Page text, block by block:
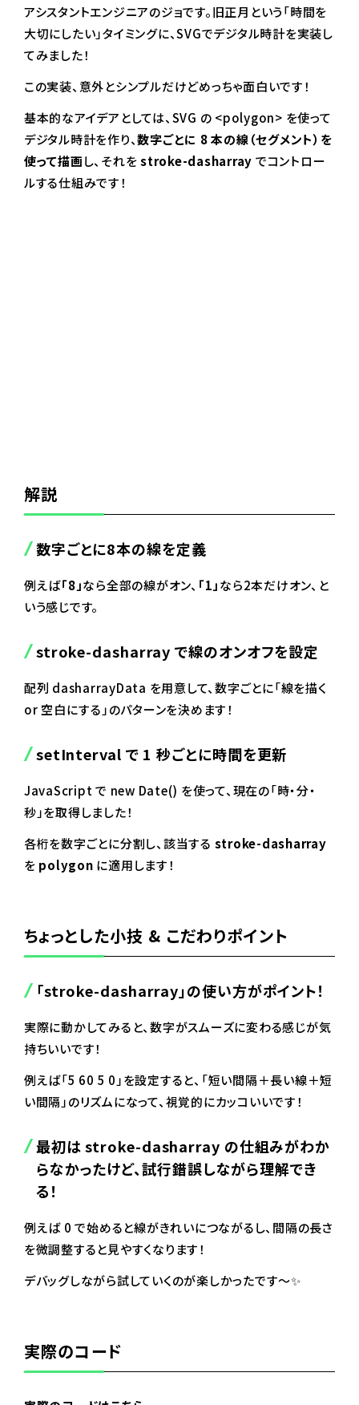
アシスタントエンジニアのジョです。旧正月という「時間を
大切にしたい」タイミングに、SVGでデジタル時計を実装し
てみました！
この実装、意外とシンプルだけどめっちゃ面白いです！
基本的なアイデアとしては、SVG の <polygon> を使って
デジタル時計を作り、数字ごとに 8 本の線（セグメント）を
使って描画し、それをstroke-dasharray でコントロー
ルする仕組みです！
解説
数字ごとに8本の線を定義
例えば「8」なら全部の線がオン、 「1」なら2本だけオン、と
いう感じです。
stroke-dasharray で線のオンオフを設定
配列 dasharrayData を用意して、数字ごとに「線を描く
or 空白にする」のパターンを決めます！
setInterval で 1 秒ごとに時間を更新
JavaScript で new Date() を使って、現在の「時・分・
秒」を取得しました！
各桁を数字ごとに分割し、該当する stroke-dasharray
を polygon に適用します！
ちょっとした小技 & こだわりポイント
「stroke-dasharray」の使い方がポイント！
実際に動かしてみると、数字がスムーズに変わる感じが気
持ちいいです！
例えば「5 60 5 0」を設定すると、「短い間隔＋長い線＋短
い間隔」のリズムになって、視覚的にカッコいいです！
最初は stroke-dasharray の仕組みがわか
らなかったけど、試行錯誤しながら理解でき
る！
例えば 0 で始めると線がきれいにつながるし、間隔の長さ
を微調整すると見やすくなります！
デバッグしながら試していくのが楽しかったです～✨
実際のコード